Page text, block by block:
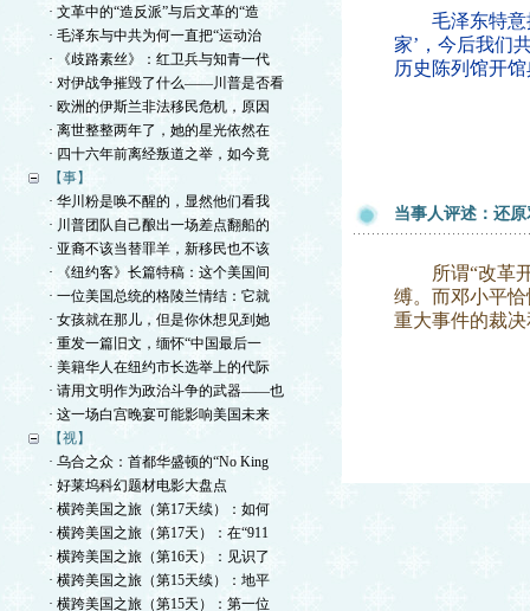
· 文革中的“造反派”与后文革的“造
· 毛泽东与中共为何一直把“运动治
· 《歧路素丝》：红卫兵与知青一代
· 对伊战争摧毁了什么——川普是否看
· 欧洲的伊斯兰非法移民危机，原因
· 离世整整两年了，她的星光依然在
· 四十六年前离经叛道之举，如今竟
【事】
· 华川粉是唤不醒的，显然他们看我
· 川普团队自己酿出一场差点翻船的
· 亚裔不该当替罪羊，新移民也不该
· 《纽约客》长篇特稿：这个美国间
· 一位美国总统的格陵兰情结：它就
· 女孩就在那儿，但是你休想见到她
· 重发一篇旧文，缅怀“中国最后一
· 美籍华人在纽约市长选举上的代际
· 请用文明作为政治斗争的武器——也
· 这一场白宫晚宴可能影响美国未来
【视】
· 乌合之众：首都华盛顿的“No King
· 好莱坞科幻题材电影大盘点
· 横跨美国之旅（第17天续）：如何
· 横跨美国之旅（第17天）：在“911
· 横跨美国之旅（第16天）：见识了
· 横跨美国之旅（第15天续）：地平
· 横跨美国之旅（第15天）：第一位
毛泽东特意提
家’，今后我们
历史陈列馆开
当事人评述：还
所谓“改革开
缚。而邓小平
重大事件的裁